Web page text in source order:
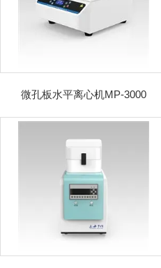
微孔板水平离心机MP-3000